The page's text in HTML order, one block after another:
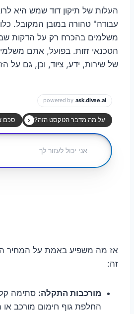
העלות של תיקון דוד שמש היא
עבודה" טהורה במובן המקובל.
משלמים בהכרח רק על הדקות
הטכנאי זזות. בפועל, אתם
של שירות, ידע, ציוד, וכן, גם על
אז מה משפיע באמת על המחיר
זה:
מורכבות התקלה: סתימה
החלפת גוף חימום מורכב או